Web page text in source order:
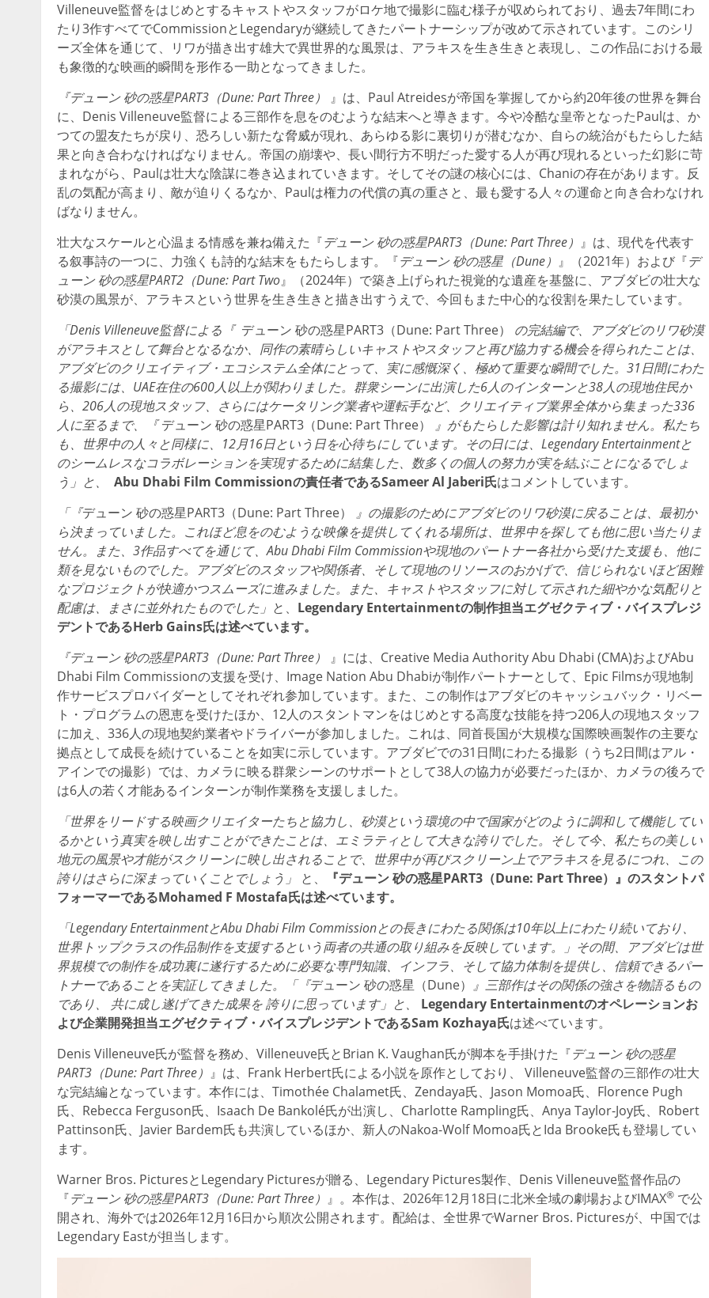
Villeneuve監督をはじめとするキャストやスタッフがロケ地で撮影に臨む様子が収められており、過去7年間にわ
たり3作すべてでCommissionとLegendaryが継続してきたパートナーシップが改めて示されています。このシリ
ーズ全体を通じて、リワが描き出す雄大で異世界的な風景は、アラキスを生き生きと表現し、この作品における最
も象徴的な映画的瞬間を形作る一助となってきました。
『デューン 砂の惑星PART3（Dune: Part Three）
』は、Paul Atreidesが帝国を掌握してから約20年後の世界を舞台
に、Denis Villeneuve監督による三部作を息をのむような結末へと導きます。今や冷酷な皇帝となったPaulは、か
つての盟友たちが戻り、恐ろしい新たな脅威が現れ、あらゆる影に裏切りが潜むなか、自らの統治がもたらした結
果と向き合わなければなりません。帝国の崩壊や、長い間行方不明だった愛する人が再び現れるといった幻影に苛
まれながら、Paulは壮大な陰謀に巻き込まれていきます。そしてその謎の核心には、Chaniの存在があります。反
乱の気配が高まり、敵が迫りくるなか、Paulは権力の代償の真の重さと、最も愛する人々の運命と向き合わなけれ
ばなりません。
壮大なスケールと心温まる情感を兼ね備えた『デューン 砂の惑星PART3（Dune: Part Three） 』は、現代を代表す
る叙事詩の一つに、力強くも詩的な結末をもたらします。『デューン 砂の惑星（Dune） 』（2021年）および『デ
ューン 砂の惑星PART2（Dune: Part Two』（2024年）で築き上げられた視覚的な遺産を基盤に、アブダビの壮大な
砂漠の風景が、アラキスという世界を生き生きと描き出すうえで、今回もまた中心的な役割を果たしています。
「Denis Villeneuve監督による『 デューン 砂の惑星PART3（Dune: Part Three）
の完結編で、アブダビのリワ砂漠
がアラキスとして舞台となるなか、同作の素晴らしいキャストやスタッフと再び協力する機会を得られたことは、
アブダビのクリエイティブ・エコシステム全体にとって、実に感慨深く、極めて重要な瞬間でした。31日間にわた
る撮影には、UAE在住の600人以上が関わりました。群衆シーンに出演した6人のインターンと38人の現地住民か
ら、206人の現地スタッフ、さらにはケータリング業者や運転手など、クリエイティブ業界全体から集まった336
人に至るまで、『デューン 砂の惑星PART3（Dune: Part Three）
』がもたらした影響は計り知れません。私たち
も、世界中の人々と同様に、12月16日という日を心待ちにしています。その日には、Legendary Entertainmentと
のシームレスなコラボレーションを実現するために結集した、数多くの個人の努力が実を結ぶことになるでしょ
う」と、
Abu Dhabi Film Commissionの責任者であるSameer Al Jaberi氏はコメントしています。
「『デューン 砂の惑星PART3（Dune: Part Three）
』の撮影のためにアブダビのリワ砂漠に戻ることは、最初か
ら決まっていました。これほど息をのむような映像を提供してくれる場所は、世界中を探しても他に思い当たりま
せん。また、3作品すべてを通じて、Abu Dhabi Film Commissionや現地のパートナー各社から受けた支援も、他に
類を見ないものでした。アブダビのスタッフや関係者、そして現地のリソースのおかげで、信じられないほど困難
なプロジェクトが快適かつスムーズに進みました。また、キャストやスタッフに対して示された細やかな気配りと
配慮は、まさに並外れたものでした」 と、 Legendary Entertainmentの制作担当エグゼクティブ・バイスプレジ
デントであるHerb Gains氏は述べています。
『デューン 砂の惑星PART3（Dune: Part Three）
』には、Creative Media Authority Abu Dhabi (CMA)およびAbu
Dhabi Film Commissionの支援を受け、Image Nation Abu Dhabiが制作パートナーとして、Epic Filmsが現地制
作サービスプロバイダーとしてそれぞれ参加しています。また、この制作はアブダビのキャッシュバック・リベー
ト・プログラムの恩恵を受けたほか、12人のスタントマンをはじめとする高度な技能を持つ206人の現地スタッフ
に加え、336人の現地契約業者やドライバーが参加しました。これは、同首長国が大規模な国際映画製作の主要な
拠点として成長を続けていることを如実に示しています。アブダビでの31日間にわたる撮影（うち2日間はアル・
アインでの撮影）では、カメラに映る群衆シーンのサポートとして38人の協力が必要だったほか、カメラの後ろで
は6人の若く才能あるインターンが制作業務を支援しました。
「世界をリードする映画クリエイターたちと協力し、砂漠という環境の中で国家がどのように調和して機能してい
るかという真実を映し出すことができたことは、エミラティとして大きな誇りでした。そして今、私たちの美しい
地元の風景や才能がスクリーンに映し出されることで、世界中が再びスクリーン上でアラキスを見るにつれ、この
誇りはさらに深まっていくことでしょう」
と、
『デューン 砂の惑星PART3（Dune: Part Three）』のスタントパ
フォーマーであるMohamed F Mostafa氏は述べています。
「Legendary EntertainmentとAbu Dhabi Film Commissionとの長きにわたる関係は10年以上にわたり続いており、
世界トップクラスの作品制作を支援するという両者の共通の取り組みを反映しています。」その間、アブダビは世
界規模での制作を成功裏に遂行するために必要な専門知識、インフラ、そして協力体制を提供し、信頼できるパー
トナーであることを実証してきました。「『デューン 砂の惑星（Dune） 』三部作はその関係の強さを物語るもの
であり、 共に成し遂げてきた成果を 誇りに思っています」と、
Legendary Entertainmentのオペレーションお
よび企業開発担当エグゼクティブ・バイスプレジデントであるSam Kozhaya氏は述べています。
Denis Villeneuve氏が監督を務め、Villeneuve氏とBrian K. Vaughan氏が脚本を手掛けた『デューン 砂の惑星
PART3（Dune: Part Three） 』は、Frank Herbert氏による小説を原作としており、 Villeneuve監督の三部作の壮大
な完結編となっています。本作には、Timothée Chalamet氏、Zendaya氏、Jason Momoa氏、Florence Pugh
氏、Rebecca Ferguson氏、Isaach De Bankolé氏が出演し、Charlotte Rampling氏、Anya Taylor-Joy氏、Robert
Pattinson氏、Javier Bardem氏も共演しているほか、新人のNakoa-Wolf Momoa氏とIda Brooke氏も登場してい
ます。
Warner Bros. PicturesとLegendary Picturesが贈る、Legendary Pictures製作、Denis Villeneuve監督作品の
『デューン 砂の惑星PART3（Dune: Part Three） 』。本作は、2026年12月18日に北米全域の劇場およびIMAX® で公
開され、海外では2026年12月16日から順次公開されます。配給は、全世界でWarner Bros. Picturesが、中国では
Legendary Eastが担当します。